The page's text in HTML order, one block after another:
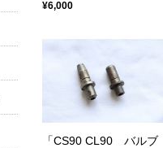
¥6,000
「CS90 CL90 バルブ